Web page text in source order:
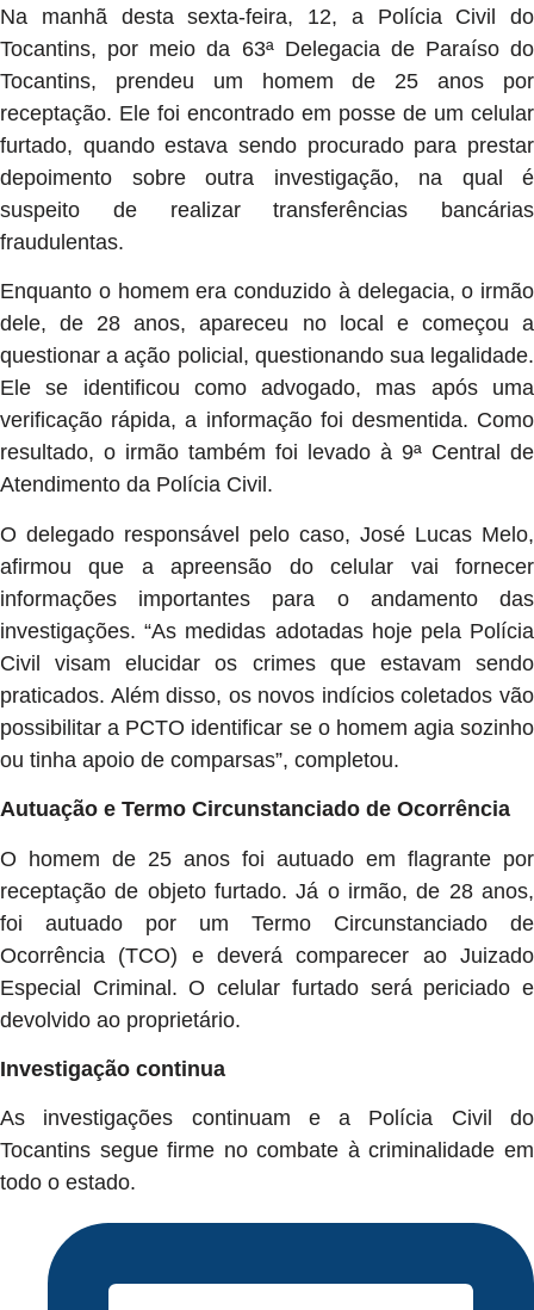
Na manhã desta sexta-feira, 12, a Polícia Civil do
Tocantins, por meio da 63ª Delegacia de Paraíso do
Tocantins, prendeu um homem de 25 anos por
receptação. Ele foi encontrado em posse de um celular
furtado, quando estava sendo procurado para prestar
depoimento sobre outra investigação, na qual é
suspeito de realizar transferências bancárias
fraudulentas.
Enquanto o homem era conduzido à delegacia, o irmão
dele, de 28 anos, apareceu no local e começou a
questionar a ação policial, questionando sua legalidade.
Ele se identificou como advogado, mas após uma
verificação rápida, a informação foi desmentida. Como
resultado, o irmão também foi levado à 9ª Central de
Atendimento da Polícia Civil.
O delegado responsável pelo caso, José Lucas Melo,
afirmou que a apreensão do celular vai fornecer
informações importantes para o andamento das
investigações. “As medidas adotadas hoje pela Polícia
Civil visam elucidar os crimes que estavam sendo
praticados. Além disso, os novos indícios coletados vão
possibilitar a PCTO identificar se o homem agia sozinho
ou tinha apoio de comparsas”, completou.
Autuação e Termo Circunstanciado de Ocorrência
O homem de 25 anos foi autuado em flagrante por
receptação de objeto furtado. Já o irmão, de 28 anos,
foi autuado por um Termo Circunstanciado de
Ocorrência (TCO) e deverá comparecer ao Juizado
Especial Criminal. O celular furtado será periciado e
devolvido ao proprietário.
Investigação continua
As investigações continuam e a Polícia Civil do
Tocantins segue firme no combate à criminalidade em
todo o estado.